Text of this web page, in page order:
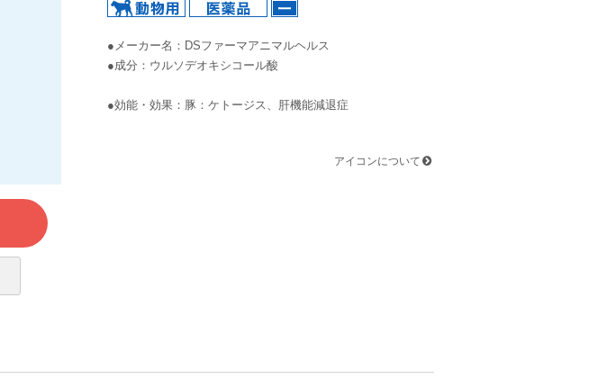
●メーカー名：DSファーマアニマルヘルス
●成分：ウルソデオキシコール酸
●効能・効果：豚：ケトージス、肝機能減退症
アイコンについて